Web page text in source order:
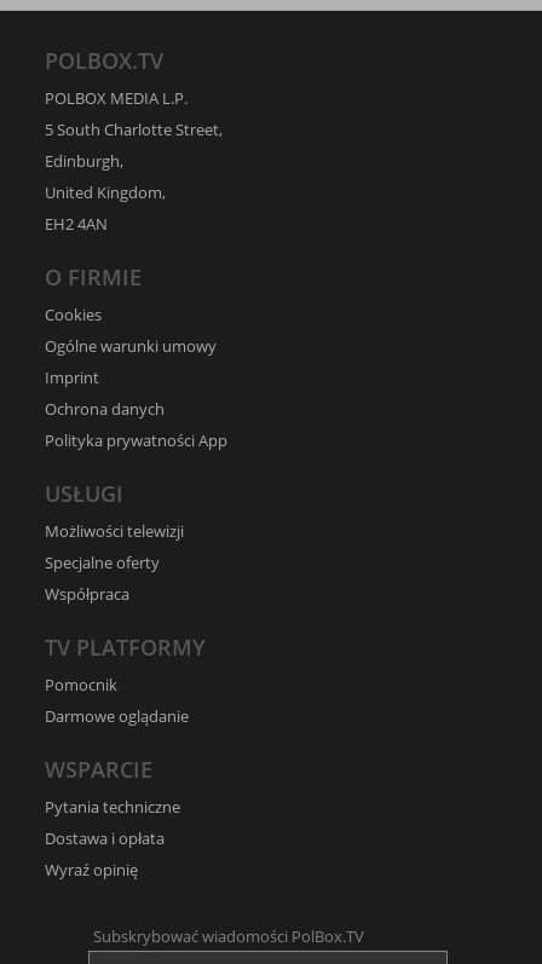
POLBOX.TV
POLBOX MEDIA L.P.
5 South Charlotte Street,
Edinburgh,
United Kingdom,
EH2 4AN
O FIRMIE
Cookies
Ogólne warunki umowy
Imprint
Ochrona danych
Polityka prywatności App
USŁUGI
Możliwości telewizji
Specjalne oferty
Współpraca
TV PLATFORMY
Pomocnik
Darmowe oglądanie
WSPARCIE
Pytania techniczne
Dostawa i opłata
Wyraź opinię
Subskrybować wiadomości PolBox.TV